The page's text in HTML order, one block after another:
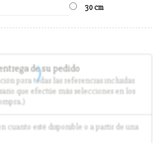
30 cm
de su pedido
para todas las referencias incluidas
que efectúe más selecciones en los
cuanto esté disponible o a partir de una